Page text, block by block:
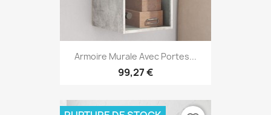
Armoire Murale Avec Portes...
99,27 €